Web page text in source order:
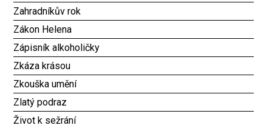
Zahradníkův rok
Zákon Helena
Zápisník alkoholičky
Zkáza krásou
Zkouška umění
Zlatý podraz
Život k sežrání